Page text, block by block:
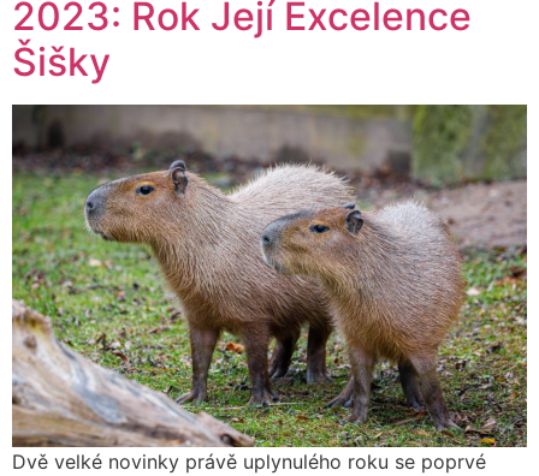
2023: Rok Její Excelence
Šišky
Dvě velké novinky právě uplynulého roku se poprvé